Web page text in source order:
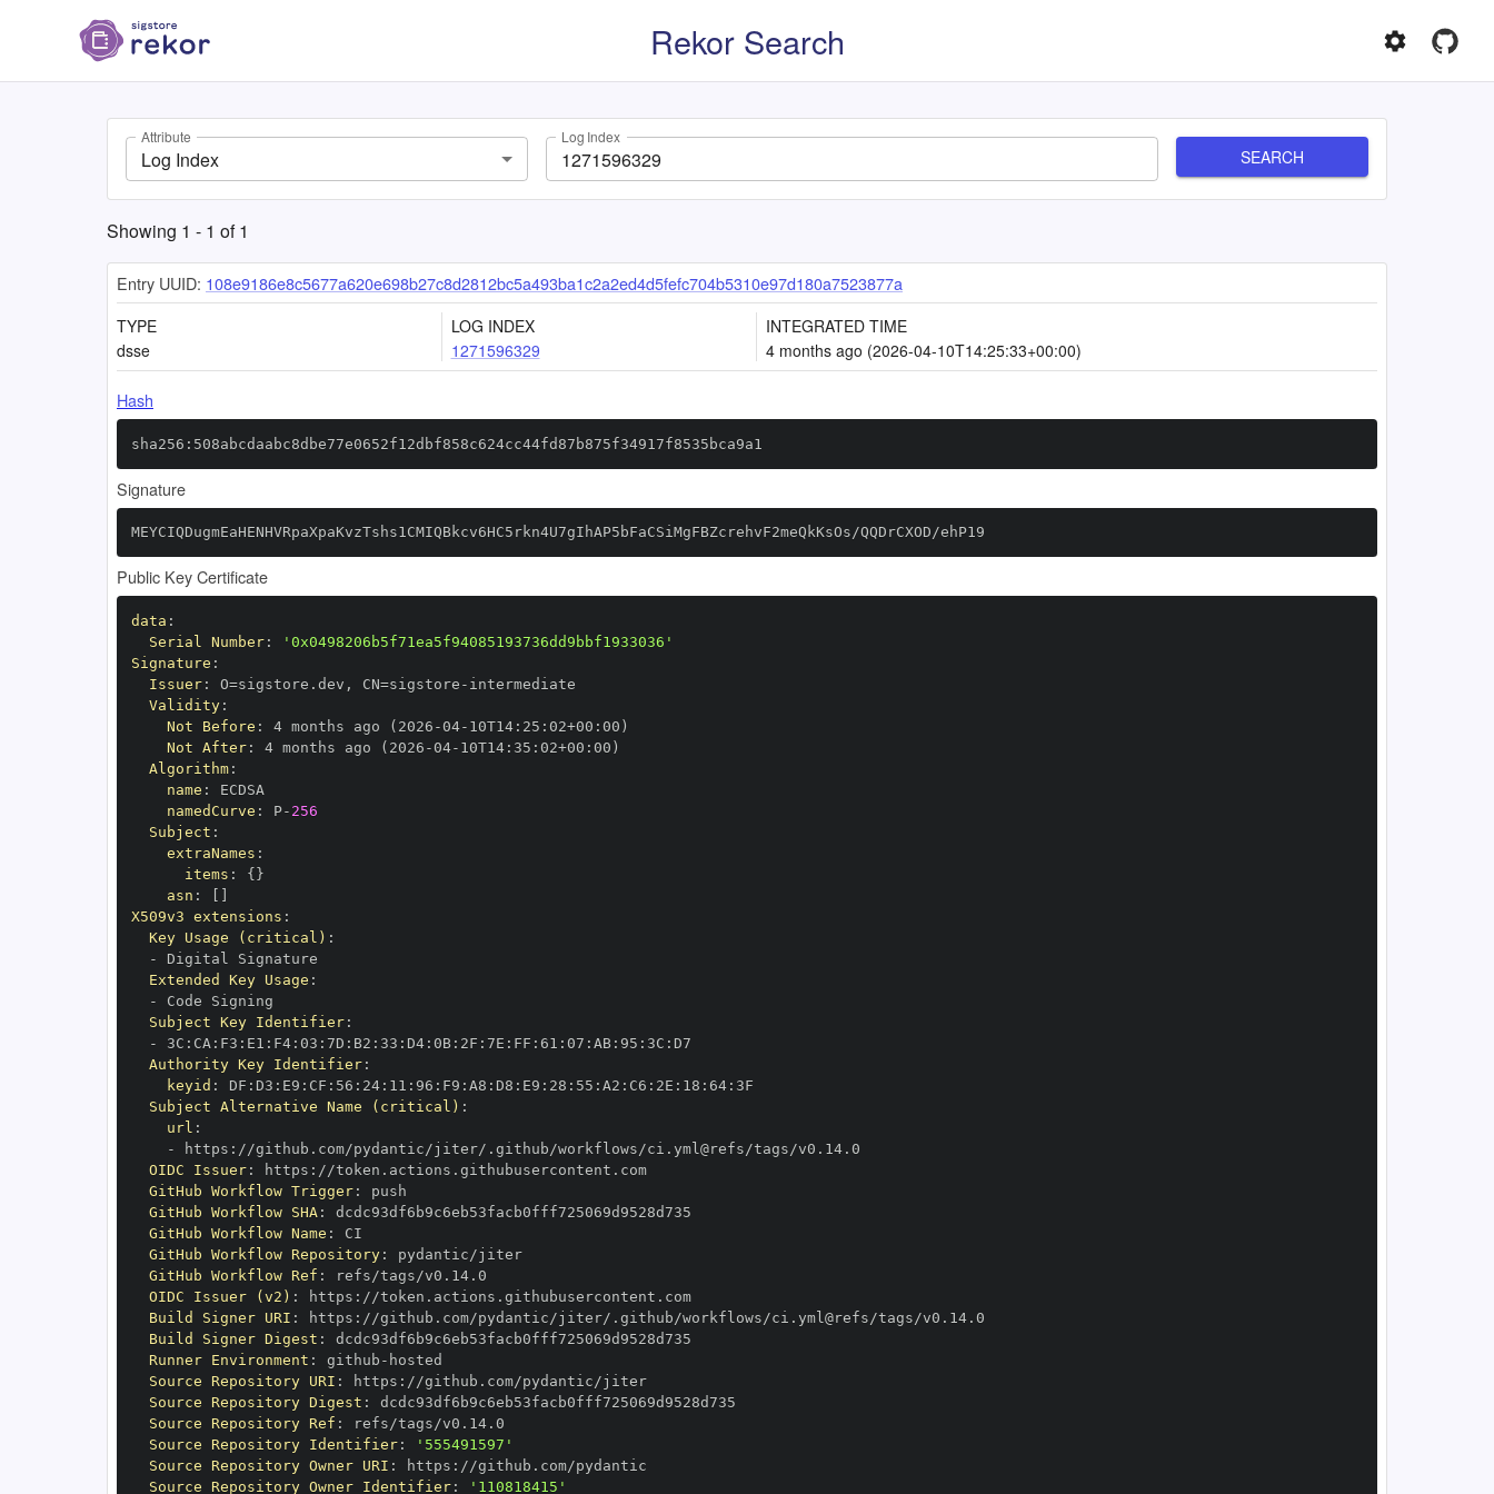
Rekor Search
Attribute
Log Index
Log Index
SEARCH
Showing 1 - 1 of1
Entry UUID: 108e9186e8c5677a620e698b27c8d2812bc5a493ba1c2a2ed4d5fefc704b5310e97d180a7523877a
TYPE
dsse
LOG INDEX
1271596329
INTEGRATED TIME
4 months ago (2026-04-10T14:25:33+00:00)
Hash
sha256:508abcdaabc8dbe77e0652f12dbf858c624cc44fd87b875f34917f8535bca9a1
Signature
MEYCIQDugmEaHENHVRpaXpaKvzTshs1CMIQBkcv6HC5rkn4U7gIhAP5bFaCSiMgFBZcrehvF2meQkKsOs/QQDrCXOD/ehP19
Public Key Certificate
data :
Serial Number:
'0x0498206b5f71ea5f94085193736dd9bbf1933036'
Signature :
Issuer: O=sigstore.dev , CN=sigstore -
Validity:
Not Before : 4 months ago (2026 -04- 10T14: 25 : 02+00 :
Not After: 4 months ago (2026 -04- 10T14: 35 : 02+00 :
Algorithm:
name :
namedCurve : P- 256
Subject :
extraNames :
items : { }
asn :
X509v3 extensions :
Key Usage (critical) :
-
Extended Key Usage :
-
Subject Key Identifier:
-
3C : CA : F3 : E1 : F4: 03 : 7D : B2 : 33 : D4: 0B: 2F : 7E : FF : 61 : 07 : AB: 95 : 3C :
Authority Key Identifier:
keyid : DF : D3 : E9 : CF : 56 : 24: 11 : 96 : F9 : A8 : D8 : E9 : 28 : 55 : A2 : C6 : 2E : 18 : 64:
Subject Alternative Name (critical) :
url :
-
https :
OIDC Issuer: https :
//token.actions.githubusercontent.com
GitHub Workflow Trigger:
GitHub Workflow SHA:
GitHub Workflow Name :
GitHub Workflow Repository:
pydantic/jiter
GitHub Workflow Ref :
OIDC Issuer (v2) : https :
//token.actions.githubusercontent.com
Build Signer URI : https :
Build Signer Digest :
Runner Environment : github -
Source Repository URI : https :
//github.com/pydantic/jiter
Source Repository Digest :
Source Repository Ref :
Source Repository Identifier:
'555491597'
Source Repository Owner URI : https :
Source Repository Owner Identifier: '110818415'